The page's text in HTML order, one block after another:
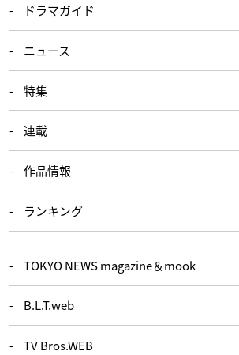
ドラマガイド
ニュース
特集
連載
作品情報
ランキング
TOKYO NEWS magazine＆mook
B.L.T.web
TV Bros.WEB